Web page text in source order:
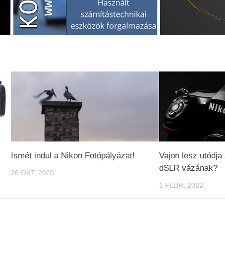
Ismét indul a Nikon Fotópályázat!
26 OKT, 2020
Vajon lesz
dSLR vázának?
1 FEBR, 2022